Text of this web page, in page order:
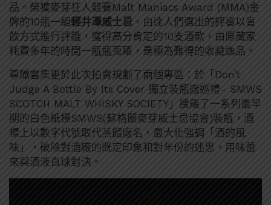
品。榮獲麥芽狂人競賽Malt Maniacs Award (MMA)金
牌的10瓶一組輕井澤威士忌 ，由達人們選出的評審以盲
飲方式進行評鑑，獲得高分肯定的10支酒款，由原藏家
耗費多年的時間一瓶瓶蒐羅，是極為難得的收藏逸品。
尊釀雲集更於此次拍賣規劃了兩個專區：於「Don’t
Judge A Bottle By Its Cover 獨立裝瓶廠巡禮- SMWS
SCOTCH MALT WHISKY SOCIETY」搜羅了一系列最早
期的白色紙標SMWS(蘇格蘭麥芽威士忌協會)裝瓶，酒
標上以數字代號取代蒸餾廠名，最大化強調「酒的風
味」，破除對酒廠的既定印象和對年份的迷思，用味蕾
來與酒液直球對決。